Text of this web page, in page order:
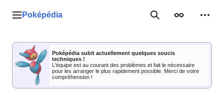
Menu principal
Poképédia RechercherApparence
Poképédia subit actuellement quelques soucis
techniques !
L'équipe est au courant des problèmes et fait le nécessaire
pour les arranger le plus rapidement possible. Merci de votre
compréhension !